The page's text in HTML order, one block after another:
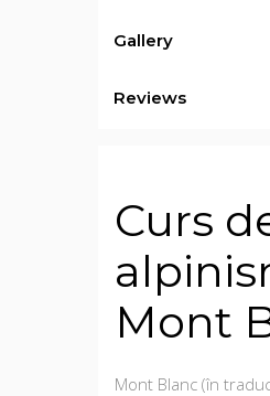
Gallery
Reviews
Curs
Mont
Mont Blanc (în